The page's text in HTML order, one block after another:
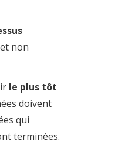
non
le plus tôt
doivent
qui
terminées.